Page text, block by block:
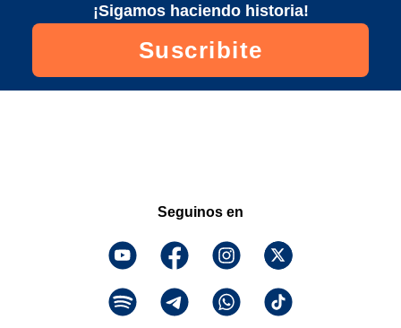
¡Sigamos haciendo historia!
Suscribite
Seguinos en